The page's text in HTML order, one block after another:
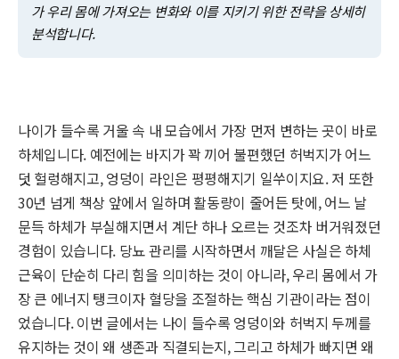
가 우리 몸에 가져오는 변화와 이를 지키기 위한 전략을 상세히
분석합니다.
나이가 들수록 거울 속 내 모습에서 가장 먼저 변하는 곳이 바로
하체입니다. 예전에는 바지가 꽉 끼어 불편했던 허벅지가 어느
덧 헐렁해지고, 엉덩이 라인은 평평해지기 일쑤이지요. 저 또한
30년 넘게 책상 앞에서 일하며 활동량이 줄어든 탓에, 어느 날
문득 하체가 부실해지면서 계단 하나 오르는 것조차 버거워졌던
경험이 있습니다. 당뇨 관리를 시작하면서 깨달은 사실은 하체
근육이 단순히 다리 힘을 의미하는 것이 아니라, 우리 몸에서 가
장 큰 에너지 탱크이자 혈당을 조절하는 핵심 기관이라는 점이
었습니다. 이번 글에서는 나이 들수록 엉덩이와 허벅지 두께를
유지하는 것이 왜 생존과 직결되는지, 그리고 하체가 빠지면 왜